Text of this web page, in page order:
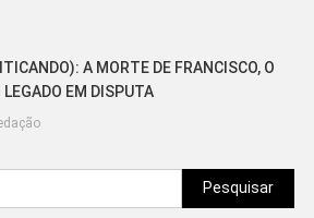
A MORTE DE FRANCISCO, O
EM DISPUTA
Pesquisar
por: